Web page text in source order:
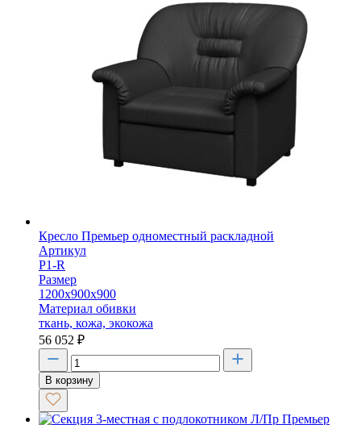
Кресло Премьер одноместный раскладной
Артикул
P1-R
Размер
1200х900х900
Материал обивки
ткань, кожа, экокожа
56 052 ₽
В корзину